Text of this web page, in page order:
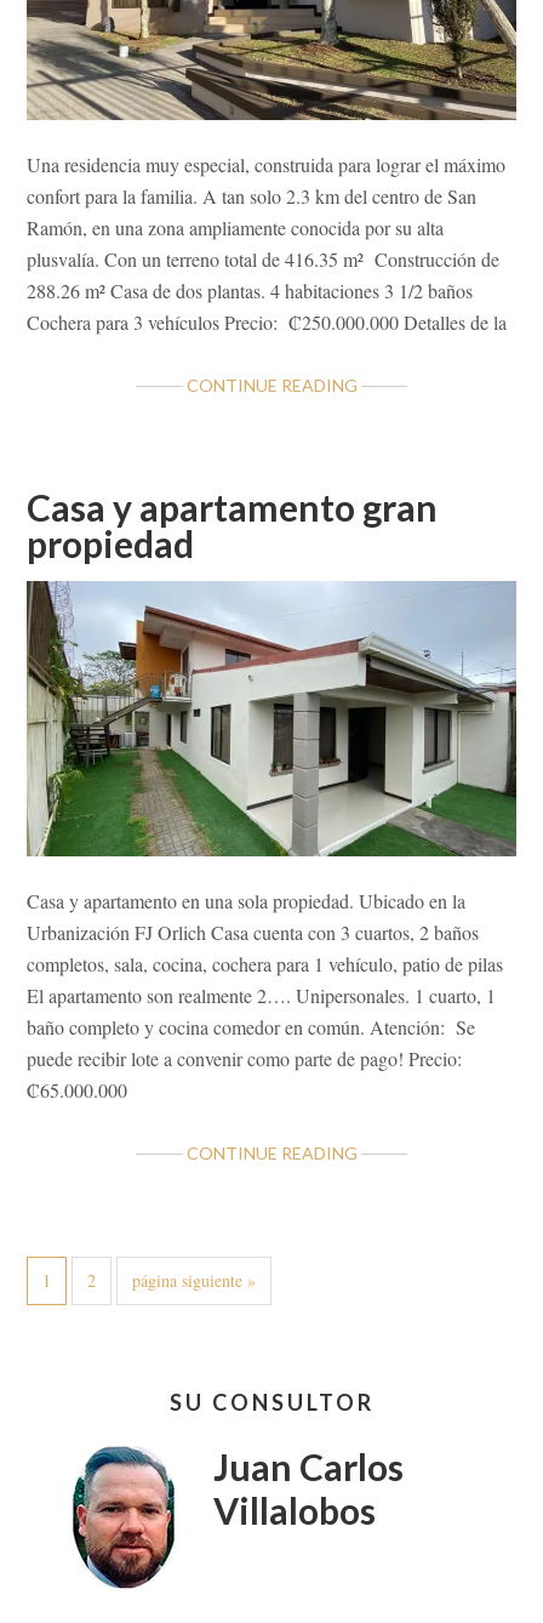
Una residencia muy especial, construida para lograr el máximo
confort para la familia. A tan solo 2.3 km del centro de San
Ramón, en una zona ampliamente conocida por su alta
plusvalía. Con un terreno total de 416.35 m² Construcción de
288.26 m² Casa de dos plantas. 4 habitaciones 3 1/2 baños
Cochera para 3 vehículos Precio: ₡250.000.000 Detalles de la
CONTINUE READING ABOUT
DE
Casa y apartamento gran
propiedad
Casa y apartamento en una sola propiedad. Ubicado en la
Urbanización FJ Orlich Casa cuenta con 3 cuartos, 2 baños
completos, sala, cocina, cochera para 1 vehículo, patio de pilas
El apartamento son realmente 2…. Unipersonales. 1 cuarto, 1
baño completo y cocina comedor en común. Atención: Se
puede recibir lote a convenir como parte de pago! Precio:
₡65.000.000
CONTINUE READING ABOUT
Página
1 Página
2
Ir
a
página siguiente »
primaria
SU CONSULTOR
Juan Carlos
Villalobos